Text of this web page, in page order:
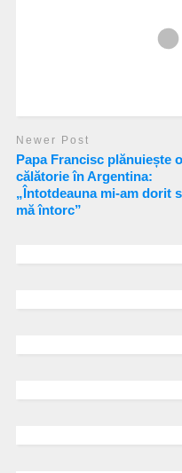
Newer Post
Papa Francisc plănuiește o
călătorie în Argentina:
„Întotdeauna mi-am dorit
mă întorc”